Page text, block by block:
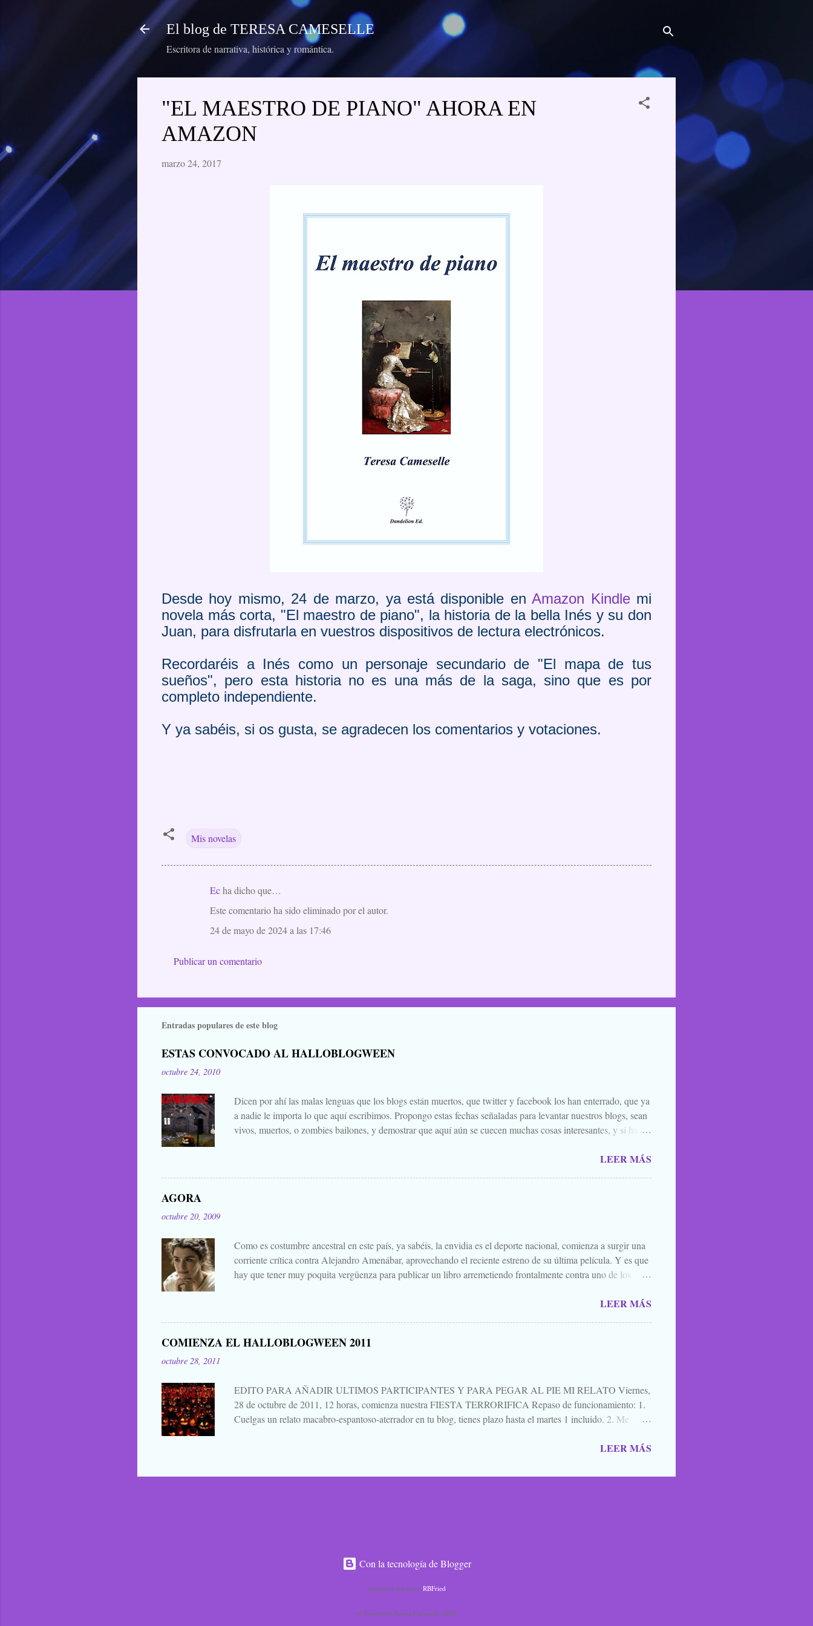
Ir al contenido principal
El blog de TERESA CAMESELLE
Escritora de narrativa, histórica y romántica.
"EL MAESTRO DE PIANO" AHORA EN
AMAZON
marzo 24, 2017
Desde hoy mismo, 24 de marzo, ya está disponible en Amazon Kindle mi
novela más corta, "El maestro de piano", la historia de la bella Inés y su don
Juan, para disfrutarla en vuestros dispositivos de lectura electrónicos.
Recordaréis a Inés como un personaje secundario de "El mapa de tus
sueños", pero esta historia no es una más de la saga, sino que es por
completo independiente.
Y ya sabéis, si os gusta, se agradecen los comentarios y votaciones.
Mis novelas
n
a
i
o
Echa dicho que…
Este comentario ha sido eliminado por el autor.
24 de mayo de 2024 a las 17:46
Publicar un comentario
Entradas populares de este blog
ESTAS CONVOCADO AL HALLOBLOGWEEN
octubre 24, 2010
Dicen por ahí las malas lenguas que los blogs están muertos, que twitter y facebook los han enterrado, que ya
a nadie le importa lo que aquí escribimos. Propongo estas fechas señaladas para levantar nuestros blogs, sean
vivos, muertos, o zombies bailones, y demostrar que aquí aún se cuecen muchas cosas interesantes, y si hace
lo han buscado. Comienza el .... Os convoco a todos, amigos, conocidos, amigos de amigos, blogueros en
LEER MÁS
AGORA
octubre 20, 2009
Como es costumbre ancestral en este país, ya sabéis, la envidia es el deporte nacional, comienza a surgir una
corriente crítica contra Alejandro Amenábar, aprovechando el reciente estreno de su última película. Y es que
hay que tener muy poquita vergüenza para publicar un libro arremetiendo frontalmente contra uno de los
decir cuando sales de la sala es "no parece cine español", decía, que hay que tener mucha caradura para
que para eso está Google. Tampoco quiero hablar mucho de "Agora", porque no es una película para
LEER MÁS
COMIENZA EL HALLOBLOGWEEN 2011
octubre 28, 2011
EDITO PARA AÑADIR ULTIMOS PARTICIPANTES Y PARA PEGAR AL PIE MI RELATO Viernes,
28 de octubre de 2011, 12 horas, comienza nuestra FIESTA TERRORIFICA Repaso de funcionamiento: 1.
Cuelgas un relato macabro-espantoso-aterrador en tu blog, tienes plazo hasta el martes 1 incluido. 2. Me
a continuación vas saltando de blog en blog, de relato en relato, dejando un comentario, un saludo, una
¿verdad? Pues eso. Venga, la noche de brujas se acerca, la Santa Compaña se asoma en los caminos, los
LEER MÁS
Con la tecnología de Blogger
Imágenes del tema: RBFried
@ Copyright Teresa Cameselle 2008